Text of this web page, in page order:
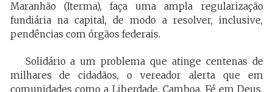
Maranhão (Iterma), faça uma ampla regularização
fundiária na capital, de modo a resolver, inclusive,
pendências com órgãos federais.
Solidário a um problema que atinge centenas de
milhares de cidadãos, o vereador alerta que em
comunidades como a Liberdade, Camboa, Fé em Deus,